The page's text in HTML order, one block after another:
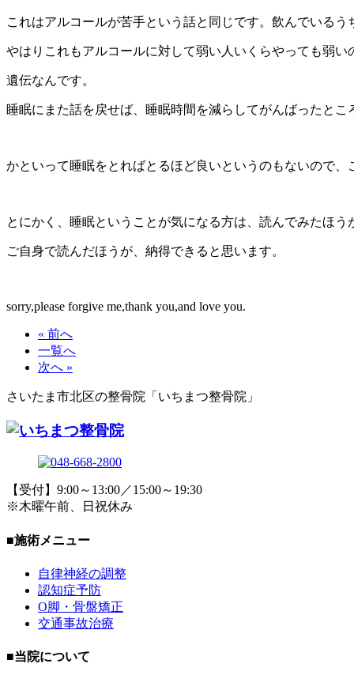
これはアルコールが苦手という話と同じです。飲んでいるう
やはりこれもアルコールに対して弱い人いくらやっても弱い
遺伝なんです。
睡眠にまた話を戻せば、睡眠時間を減らしてがんばったとこ
かといって睡眠をとればとるほど良いというのもないので、
とにかく、睡眠ということが気になる方は、読んでみたほう
ご自身で読んだほうが、納得できると思います。
sorry,please forgive me,thank you,and love you.
« 前へ
一覧へ
次へ »
さいたま市北区の整骨院「いちまつ整骨院」
【受付】9:00～13:00／15:00～19:30
※木曜午前、日祝休み
■施術メニュー
自律神経の調整
認知症予防
O脚・骨盤矯正
交通事故治療
■当院について